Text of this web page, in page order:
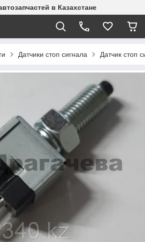
в Казахстане
Датчики стоп сигнала Датчик стоп